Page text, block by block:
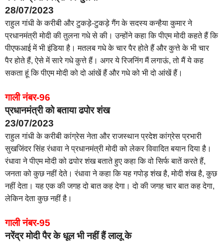
28/07/2023
राहुल गांधी के करीबी और टुकड़े-टुकड़े गैंग के सदस्य कन्हैया कुमार ने
प्रधानमंत्री मोदी की तुलना गधे से की। उन्होंने कहा कि पीएम मोदी कहते हैं कि
पीएफआई में भी इंडिया है। मतलब गधे के चार पैर होते हैं और कुत्ते के भी चार
पैर होते हैं, ऐसे में सारे गधे कुत्ते हैं। अगर ये रिजनिंग मैं लगाऊं, तो मैं ये कह
सकता हूं कि पीएम मोदी को दो आंखें हैं और गधे को भी दो आंखें हैं।
गाली नंबर-96
प्रधानमंत्री को बताया ढपोर शंख
23/07/2023
राहुल गांधी के करीबी कांग्रेस नेता और राजस्थान प्रदेश कांग्रेस प्रभारी
सुखजिंदर सिंह रंधावा ने प्रधानमंत्री मोदी को लेकर विवादित बयान दिया है।
रंधावा ने पीएम मोदी को ढपोर शंख बताते हुए कहा कि वो सिर्फ बातें करते हैं,
जनता को कुछ नहीं देते। रंधावा ने कहा कि यह गपोड़ शंख है, मोदी शंख है, कुछ
नहीं देता। यह एक की जगह दो बात कह देगा। दो की जगह चार बात कह देगा,
लेकिन देता कुछ नहीं है।
गाली नंबर-95
नरेंद्र मोदी पैर के धूल भी नहीं हैं लालू के